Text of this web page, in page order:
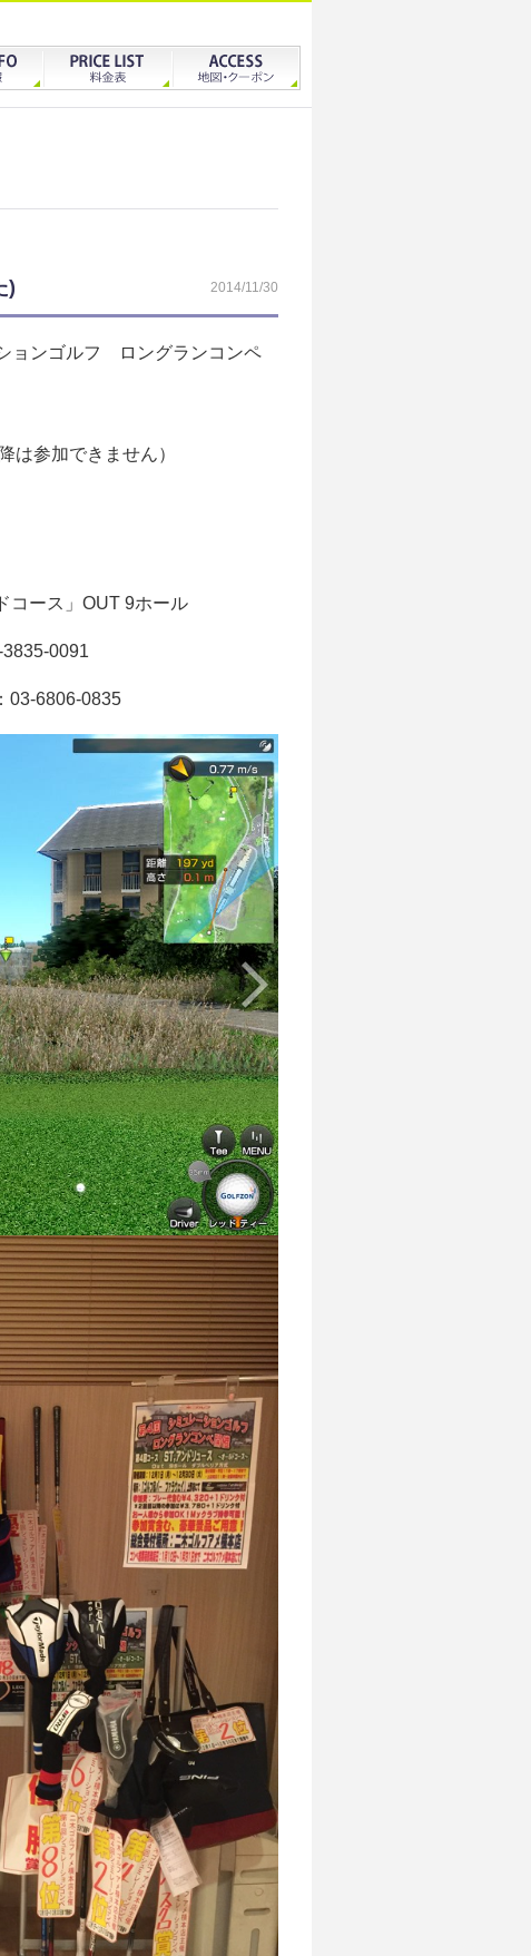
)
2014/11/30
ョンゴルフ ロングランコンペ
は参加できません）
コース」OUT 9ホール
0091
03-6806-0835